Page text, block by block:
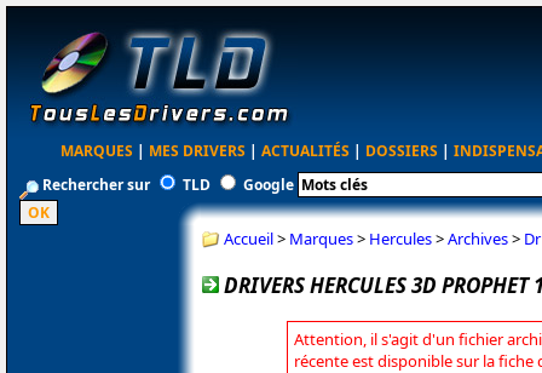
MARQUES | MES DRIVERS | ACTUALITÉS | DOSSIERS |
Rechercher sur
TLD Google
Accueil> Marques> Hercules>Archives>
DRIVERS HERCULES 3D PROPHET
Attention, il s'agit d'un fichier
récente est disponible sur la fiche